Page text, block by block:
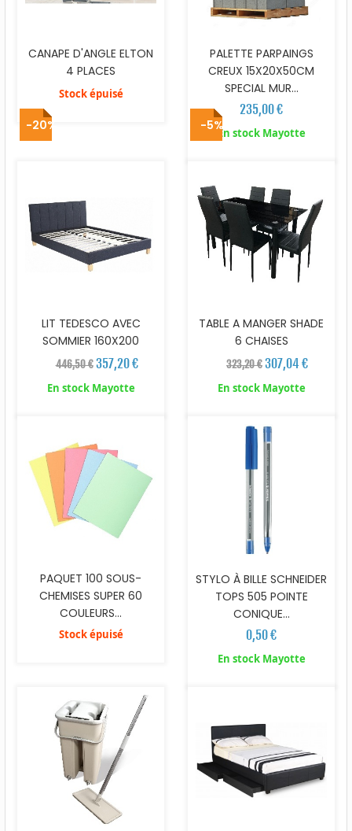
CANAPE D'ANGLE ELTON
4 PLACES
Stock épuisé
PALETTE PARPAINGS
CREUX 15X20X50CM
SPECIAL MUR...
235,00 €
En stock Mayotte
-20%
LIT TEDESCO AVEC
SOMMIER 160X200
446,50 € 357,20 €
En stock Mayotte
-5%
TABLE A MANGER SHADE
6 CHAISES
323,20 €307,04 €
En stock Mayotte
PAQUET 100 SOUS-
CHEMISES SUPER 60
COULEURS...
Stock épuisé
STYLO À BILLE SCHNEIDER
TOPS 505 POINTE
CONIQUE...
0,50 €
En stock Mayotte